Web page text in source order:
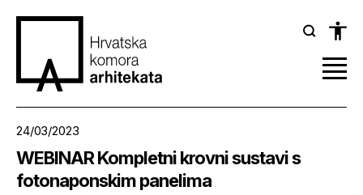
24/03/2023
WEBINAR Kompletni krovni sustavi s
fotonaponskim panelima